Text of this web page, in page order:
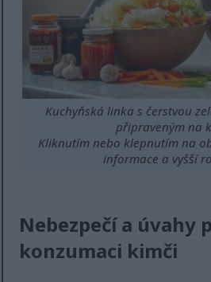
Kuchyňská linka s čerstvou
připraveným na
Kliknutím nebo klepnutím na
informace a vyšší
Nebezpečí a úvahy
konzumaci kimči